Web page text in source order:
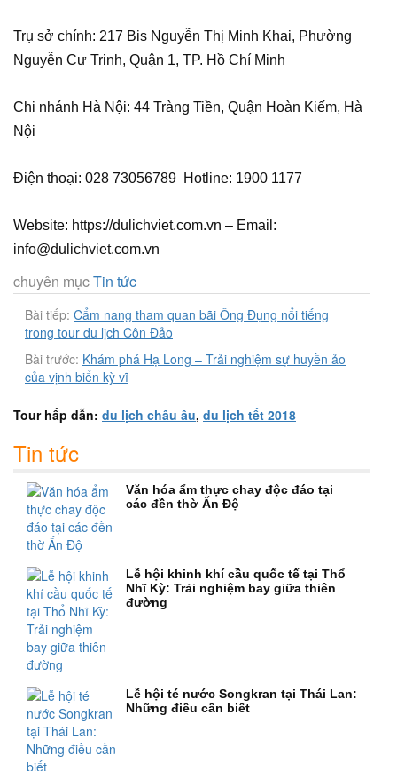
Trụ sở chính: 217 Bis Nguyễn Thị Minh Khai, Phường
Nguyễn Cư Trinh, Quận 1, TP. Hồ Chí Minh
Chi nhánh Hà Nội: 44 Tràng Tiền, Quận Hoàn Kiếm, Hà
Nội
Điện thoại: 028 73056789 Hotline: 1900 1177
Website: https://dulichviet.com.vn – Email:
info@dulichviet.com.vn
chuyên mụcTin tức
Bài tiếp: Cẩm nang tham quan bãi Ông Đụng nổi tiếng
trong tour du lịch Côn Đảo
Bài trước: Khám phá Hạ Long – Trải nghiệm sự huyền ảo
của vịnh biển kỳ vĩ
Tour hấp dẫn: du lịch châu âu, du lịch tết 2018
Tin tức
Văn hóa ẩm thực chay độc đáo tại
các đền thờ Ấn Độ
Lễ hội khinh khí cầu quốc tế tại Thổ
Nhĩ Kỳ: Trải nghiệm bay giữa thiên
đường
Lễ hội té nước Songkran tại Thái Lan:
Những điều cần biết